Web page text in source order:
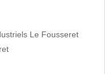
Le Fousseret